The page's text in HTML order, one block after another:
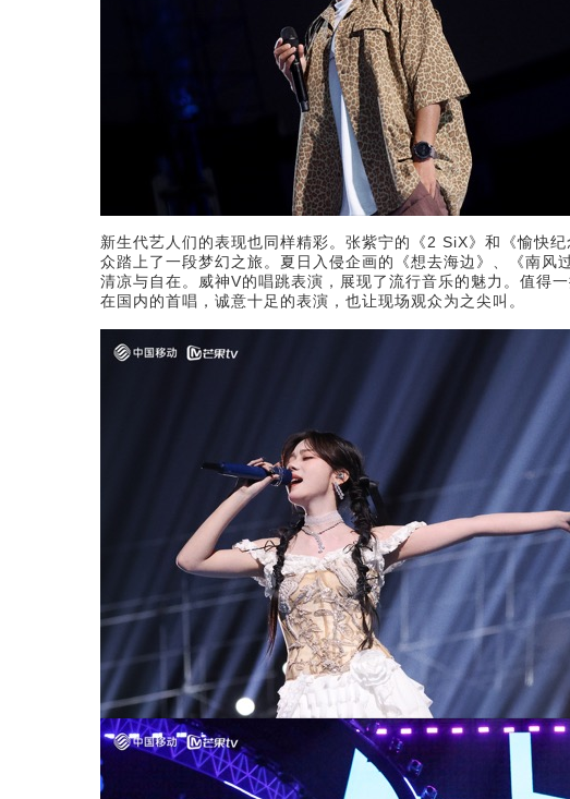
新生代艺人们的表现也同样精彩。张紫宁的《2 SiX》和《愉快
众踏上了一段梦幻之旅。夏日入侵企画的《想去海边》、《南风
清凉与自在。威神V的唱跳表演，展现了流行音乐的魅力。值得
在国内的首唱，诚意十足的表演，也让现场观众为之尖叫。